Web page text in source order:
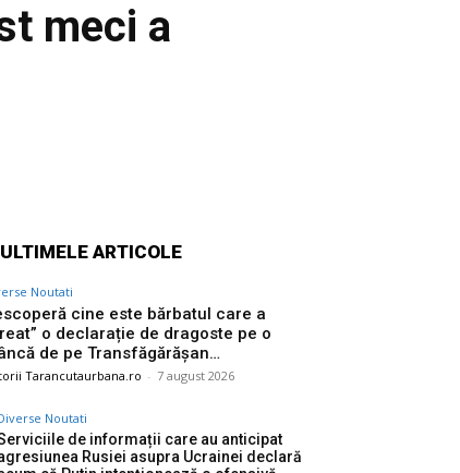
meci a
ULTIMELE ARTICOLE
Noutati
cine este bărbatul care a
o declarație de dragoste pe o
de pe Transfăgărășan…
Tarancutaurbana.ro - 7 august 2026
Noutati
de informații care au anticipat
Rusiei asupra Ucrainei declară